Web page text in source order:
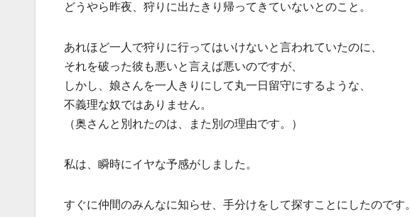
どうやら昨夜、狩りに出たきり帰ってきていないとのこと。
あれほど一人で狩りに行ってはいけないと言われていたのに、
それを破った彼も悪いと言えば悪いのですが、
しかし、娘さんを一人きりにして丸一日留守にするような、
不義理な奴ではありません。
（奥さんと別れたのは、また別の理由です。）
私は、瞬時にイヤな予感がしました。
すぐに仲間のみんなに知らせ、手分けをして探すことにしたのです。